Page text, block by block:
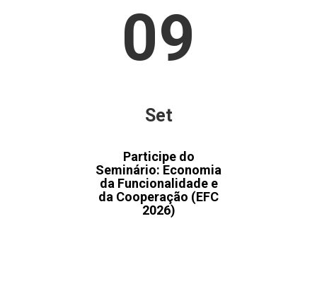
09
Set
Participe do
Seminário: Economia
da Funcionalidade e
da Cooperação (EFC
2026)